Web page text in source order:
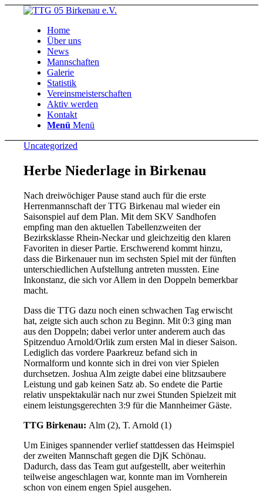
Home
Über uns
News
Mannschaften
Galerie
Statistik
Vereinsmeisterschaften
Aktiv werden
Kontakt
Menü Menü
Uncategorized
Herbe Niederlage in Birkenau
Nach dreiwöchiger Pause stand auch für die erste
Herrenmannschaft der TTG Birkenau mal wieder ein
Saisonspiel auf dem Plan. Mit dem SKV Sandhofen
empfing man den aktuellen Tabellenzweiten der
Bezirksklasse Rhein-Neckar und gleichzeitig den klaren
Favoriten in dieser Partie. Erschwerend kommt hinzu,
dass die Birkenauer nun im sechsten Spiel mit der fünften
unterschiedlichen Aufstellung antreten mussten. Eine
Inkonstanz, die sich vor Allem in den Doppeln bemerkbar
macht.
Dass die TTG dazu noch einen schwachen Tag erwischt
hat, zeigte sich auch schon zu Beginn. Mit 0:3 ging man
aus den Doppeln; dabei verlor unter anderem auch das
Spitzenduo Arnold/Orlik zum ersten Mal in dieser Saison.
Lediglich das vordere Paarkreuz befand sich in
Normalform und konnte sich in drei von vier Spielen
durchsetzen. Joshua Alm zeigte dabei eine blitzsaubere
Leistung und gab keinen Satz ab. So endete die Partie
relativ unspektakulär nach nur zwei Stunden Spielzeit mit
einem leistungsgerechten 3:9 für die Mannheimer Gäste.
TTG Birkenau: Alm (2), T. Arnold (1)
Um Einiges spannender verlief stattdessen das Heimspiel
der zweiten Mannschaft gegen die DjK Schönau.
Dadurch, dass das Team gut aufgestellt, aber weiterhin
teilweise angeschlagen war, konnte man im Vornherein
schon von einem engen Spiel ausgehen.